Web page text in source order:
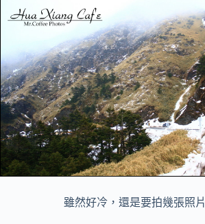
雖然好冷，還是要拍幾張照片